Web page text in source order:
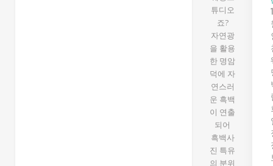
튜디오
죠?
자연광
을 활용
한 명암
덕에 자
연스러
운 흑백
이 연출
되어
흑백사
진 특유
의 분위